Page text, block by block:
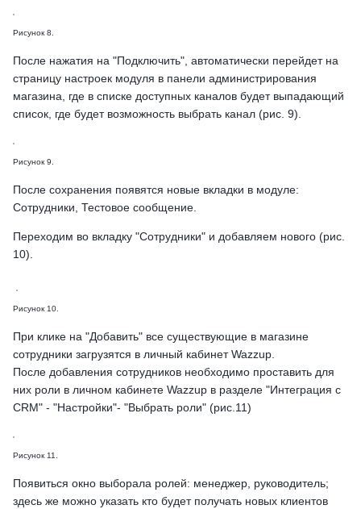
Рисунок 8.
После нажатия на "Подключить", автоматически перейдет на
страницу настроек модуля в панели администрирования
магазина, где в списке доступных каналов будет выпадающий
список, где будет возможность выбрать канал (рис. 9).
Рисунок 9.
После сохранения появятся новые вкладки в модуле:
Сотрудники, Тестовое сообщение.
Переходим во вкладку "Сотрудники" и добавляем нового (рис.
10).
Рисунок 10.
При клике на "Добавить" все существующие в магазине
сотрудники загрузятся в личный кабинет Wazzup.
После добавления сотрудников необходимо проставить для
них роли в личном кабинете Wazzup в разделе "Интеграция с
CRM" - "Настройки"- "Выбрать роли" (рис.11)
Рисунок 11.
Появиться окно выборала ролей: менеджер, руководитель;
здесь же можно указать кто будет получать новых клиентов